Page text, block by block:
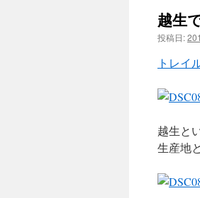
ス
プ
越生
投稿日:
トレイ
越生と
生産地